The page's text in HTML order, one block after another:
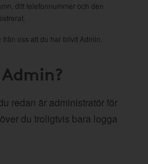
ditt telefonnummer och den
oss att du har blivit Admin.
redan är administratör för
du troligtvis bara logga